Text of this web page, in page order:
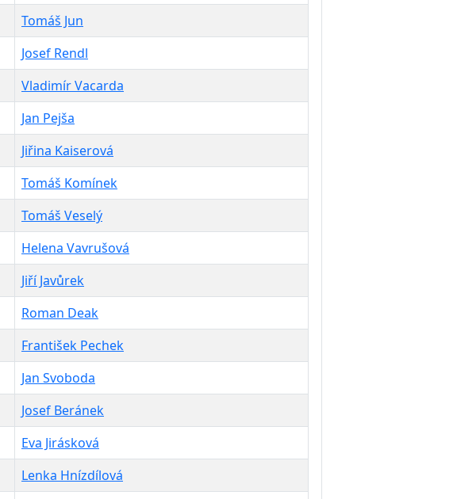
Tomáš Jun
Josef Rendl
Vladimír Vacarda
Jan Pejša
Jiřina Kaiserová
Tomáš Komínek
Tomáš Veselý
Helena Vavrušová
Jiří Javůrek
Roman Deak
František Pechek
Jan Svoboda
Josef Beránek
Eva Jirásková
Lenka Hnízdílová